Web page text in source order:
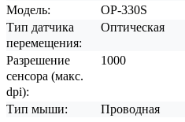
Модель:
OP-330S
Тип датчика
перемещения:
Оптическая
Разрешение
сенсора (макс.
dpi):
1000
Тип мыши:
Проводная